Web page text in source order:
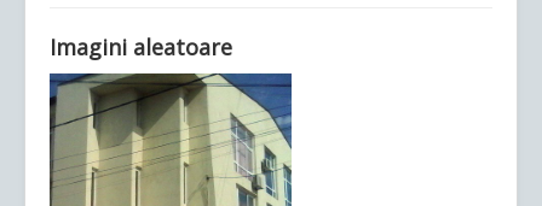
Ultimele articole: Vi, 04.11.2022 -
Județean Mehedinți
Imagini aleatoare